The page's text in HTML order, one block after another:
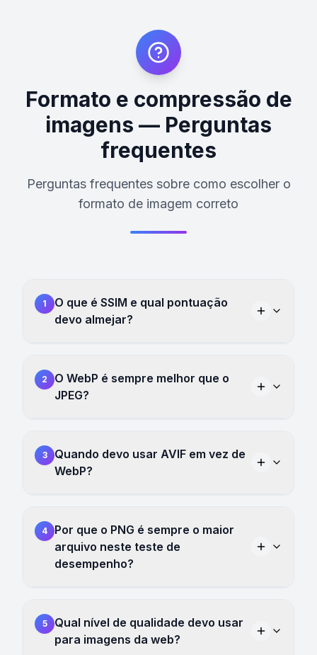
Formato e compressão de
imagens — Perguntas
frequentes
Perguntas frequentes sobre como escolher o
formato de imagem correto
1
O que é SSIM e qual pontuação
devo almejar?
2
O WebP é sempre melhor que o
JPEG?
3
Quando devo usar AVIF em vez de
WebP?
4
Por que o PNG é sempre o maior
arquivo neste teste de
desempenho?
5
Qual nível de qualidade devo usar
para imagens da web?